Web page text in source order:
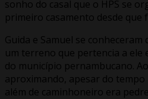
sonho do casal que o HPS se
primeiro casamento desde que
Guida e Samuel se
um terreno que pertencia a ele
do município pernambucano.
aproximando, apesar do
além de caminhoneiro era